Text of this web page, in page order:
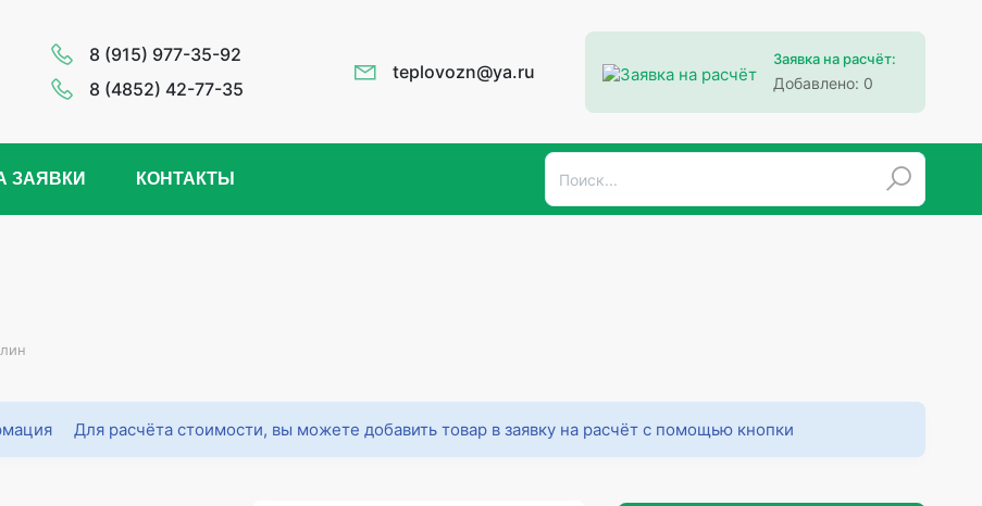
8 (915) 977-35-92
8 (4852) 42-77-35
teplovozn@ya.ru
Заявка на расчёт:
Добавлено: 0
ЗАЯВКИ КОНТАКТЫ
Для расчёта стоимости, вы можете добавить товар в заявку на расчёт с помощью кнопки